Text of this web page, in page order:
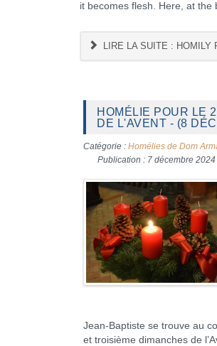
it becomes flesh. Here, at
LIRE LA SUITE : HOMILY
HOMÉLIE POUR LE
DE L'AVENT - (8
Catégorie : Homélies de Dom
Publication : 7 décembre 2024
Jean-Baptiste se trouve au
et troisième dimanches de